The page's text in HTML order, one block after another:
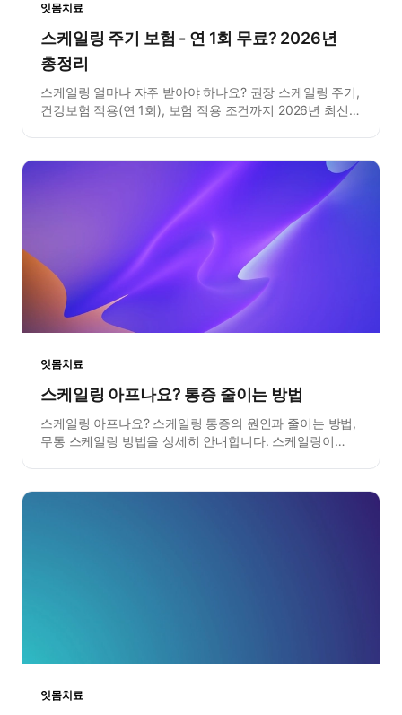
잇몸치료
스케일링 주기 보험 - 연 1회 무료? 2026년
총정리
스케일링 얼마나 자주 받아야 하나요? 권장 스케일링 주기,
건강보험 적용(연 1회), 보험 적용 조건까지 2026년 최신
잇몸치료
스케일링 아프나요? 통증 줄이는 방법
스케일링 아프나요? 스케일링 통증의 원인과 줄이는 방법,
무통 스케일링 방법을 상세히 안내합니다. 스케일링이
잇몸치료